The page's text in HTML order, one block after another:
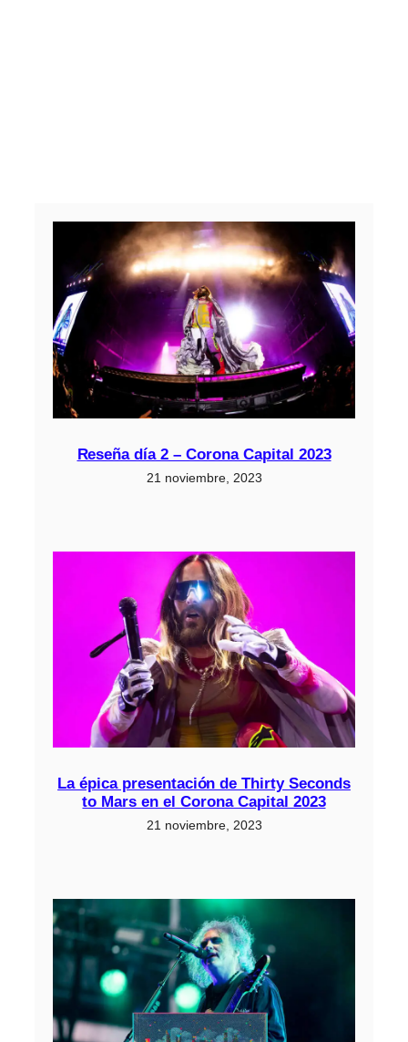
Reseña día 2 – Corona Capital 2023
21 noviembre, 2023
La épica presentación de Thirty Seconds
to Mars en el Corona Capital 2023
21 noviembre, 2023